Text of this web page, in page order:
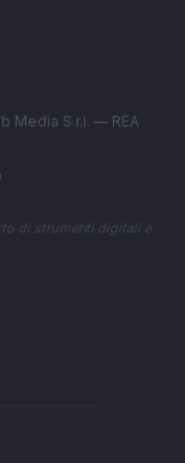
Media S.r.l. — REA
di strumenti digitali e